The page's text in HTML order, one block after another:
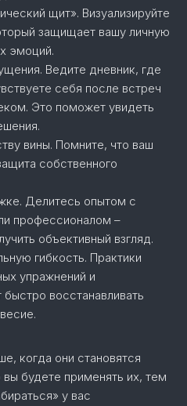
щит». Визуализируйте
защищает вашу личную
эмоций.
Ведите дневник, где
себя после встреч
Это поможет увидеть
вины. Помните, что ваш
собственного
Делитесь опытом с
профессионалом –
объективный взгляд.
гибкость. Практики
упражнений и
восстанавливать
когда они становятся
будете применять их, тем
у вас